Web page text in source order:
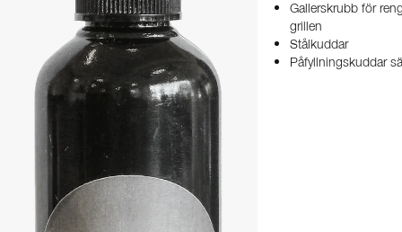
Gallerskrubb för
grillen
Stålkuddar
Påfyllningskuddar